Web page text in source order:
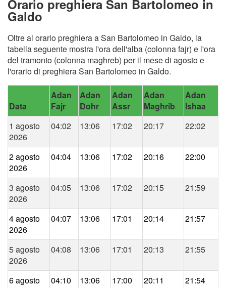
Orario preghiera San Bartolomeo in
Galdo
Oltre al orario preghiera a San Bartolomeo in Galdo, la
tabella seguente mostra l'ora dell'alba (colonna fajr) e l'ora
del tramonto (colonna maghreb) per il mese di agosto e
l'orario di preghiera San Bartolomeo in Galdo.
Data
Adan
Fajr
Adan
Dohr
Adan
Assr
Adan
Maghrib
Adan
Ishaa
1 agosto
2026
04:02 13:06 17:02 20:17 22:02
2 agosto
2026
04:04 13:06 17:02 20:16 22:00
3 agosto
2026
04:05 13:06 17:02 20:15 21:59
4 agosto
2026
04:07 13:06 17:01 20:14 21:57
5 agosto
2026
04:08 13:06 17:01 20:13 21:55
6 agosto
04:10 13:06 17:00 20:11 21:54